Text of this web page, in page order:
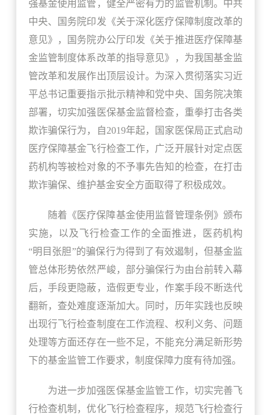
强基金使用监管，健全严密有力的监管机制。中共
中央、国务院印发《关于深化医疗保障制度改革的
意见》，国务院办公厅印发《关于推进医疗保障基
金监管制度体系改革的指导意见》，为我国基金监
管改革和发展作出顶层设计。为深入贯彻落实习近
平总书记重要指示批示精神和党中央、国务院决策
部署，切实加强医保基金监督检查，重拳打击各类
欺诈骗保行为，自2019年起，国家医保局正式启动
医疗保障基金飞行检查工作，广泛开展针对定点医
药机构等被检对象的不予事先告知的检查，在打击
欺诈骗保、维护基金安全方面取得了积极成效。
随着《医疗保障基金使用监督管理条例》颁布
实施，以及飞行检查工作的全面推进，医药机构
“明目张胆”的骗保行为得到了有效遏制，但基金监
管总体形势依然严峻，部分骗保行为由台前转入幕
后，手段更隐蔽，造假更专业，作案手段不断迭代
翻新，查处难度逐渐加大。同时，历年实践也反映
出现行飞行检查制度在工作流程、权利义务、问题
处理等方面还存在一些不足，不能充分满足新形势
下的基金监管工作要求，制度保障力度有待加强。
为进一步加强医保基金监管工作，切实完善飞
行检查机制，优化飞行检查程序，规范飞行检查行